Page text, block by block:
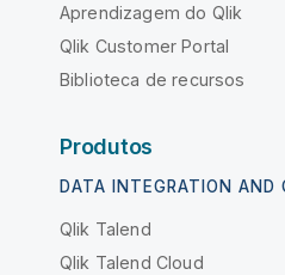
Aprendizagem do Qlik
Qlik Customer Portal
Biblioteca de recursos
Produtos
DATA INTEGRATION AND
Qlik Talend
Qlik Talend Cloud